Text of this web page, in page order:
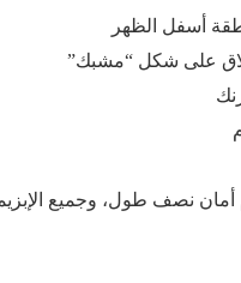
أسفل الظهر
على شكل “مشبك”
نصف طول، وجميع